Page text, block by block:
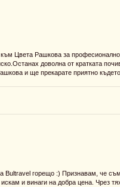
Цвета Рашкова за
доволна от кратката
и ще прекарате приятно
горещо :) Признавам, че
и винаги на добра цена. Чрез